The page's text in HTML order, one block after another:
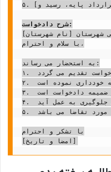
۵. [سایر مدارک مرتبط مانند قرارداد پایه، رسید و...]
شرح دادخواست:
شهرستان [نام شهرستان]،
با سلام و احترام،
به استحضار می رساند:
۱.  خوانده محترم، آقای/خانم [نام و نام خانوادگی خوانده]، به موجب یک فقره سفته به شماره خزانه داری کل [شماره سفته] به مبلغ [مبلغ سفته به حروف] ریال، متعهد به پرداخت وجه مذکور در تاریخ سررسید [تاریخ سررسید سفته] در وجه اینجانب/موکل گردیده است. تصویر مصدق سفته مذکور پیوست دادخواست تقدیم می گردد.
۲.  علی رغم فرا رسیدن موعد سررسید و مراجعات مکرر اینجانب/موکل، خوانده محترم از پرداخت وجه سفته خودداری نموده است.
۳.  با عنایت به عدم تادیه وجه سفته در موعد مقرر، اینجانب/موکل ناچار به واخواست سفته در تاریخ [تاریخ واخواست سفته] گردیده ام که تصویر مصدق واخواست نامه نیز ضمیمه دادخواست است.
۴.  با توجه به اینکه سفته مورد اشاره، واخواست شده است و به موجب بند (ج) ماده ۱۰۸ قانون آیین دادرسی مدنی، دادگاه مکلف به قبول درخواست تامین خواسته می باشد، و از آنجایی که بیم تضییع و تفریط اموال خوانده وجود دارد، بدواً و پیش از ورود در ماهیت دعوا، تقاضای صدور قرار تامین خواسته از کلیه اموال و دارایی های منقول و غیرمنقول خوانده به میزان خواسته، مورد استدعا است تا از تضییع حقوق اینجانب/موکل جلوگیری به عمل آید.
۵.  لذا، با تقدیم این دادخواست و مستندات پیوست، مستنداً به مواد ۳۰۷ و ۳۰۸ و ۳۰۹ قانون تجارت و مواد ۱۹۸، ۵۱۹، ۵۲۲، و ۱۰۸ قانون آیین دادرسی مدنی، از آن مقام محترم قضایی، رسیدگی و صدور حکم بر محکومیت خوانده به پرداخت اصل مبلغ سفته، کلیه خسارات دادرسی (شامل هزینه واخواست، هزینه دادرسی و حق الوکاله وکیل)، و خسارت تاخیر تادیه از تاریخ سررسید سفته تا یوم الاداء (تاریخ پرداخت کامل) بر اساس شاخص نرخ تورم اعلامی توسط بانک مرکزی، مورد تقاضا می باشد.
با تشکر و احترام